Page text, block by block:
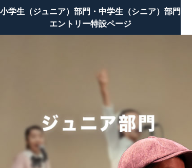
小学生（ジュニア）部門・中学生（シニア）部門
エントリー特設ページ